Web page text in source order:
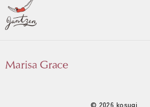
© 2026 kosugi